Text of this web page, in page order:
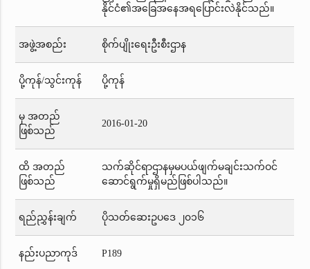
နိုင်ငံ၏အခြေအနေအရပြောင်းလဲနိုင်သည်။
အဖွဲ့အစည်း စိုက်ပျိုးရေးဦးစီးဌာန
ပို့ကုန်/သွင်းကုန် ပို့ကုန်
မှ အတည်
ဖြစ်သည်
2016-01-20
ထိ အတည်
ဖြစ်သည်
သက်ဆိုင်ရာဌာနမှမပယ်ဖျက်မချင်းသက်ဝင်
ဆောင်ရွက်မှုရှိမည်ဖြစ်ပါသည်။
ရည်ညွှန်းချက် ပိုသတ်ဆေးဥပဒေ ၂၀၁၆
နည်းပညာကုဒ် P189